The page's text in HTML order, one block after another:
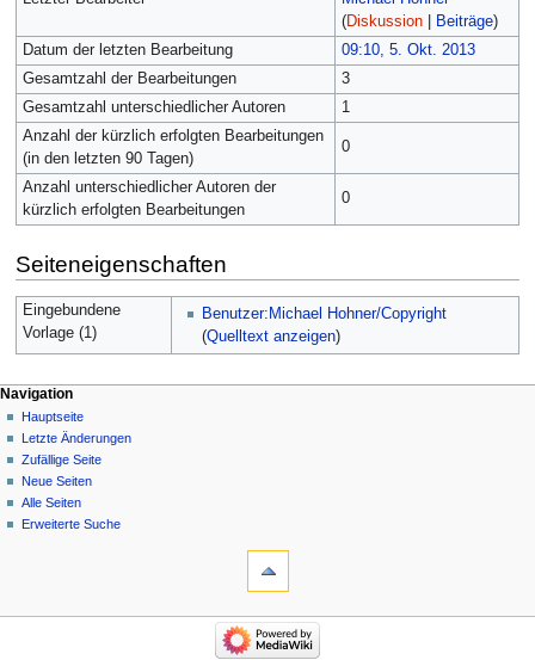
(Diskussion| Beiträge)
Datum der letzten Bearbeitung
09:10, 5. Okt. 2013
Gesamtzahl der Bearbeitungen
3
Gesamtzahl unterschiedlicher Autoren
1
Anzahl der kürzlich erfolgten Bearbeitungen
(in den letzten 90 Tagen)
0
Anzahl unterschiedlicher Autoren der
kürzlich erfolgten Bearbeitungen
0
Seiteneigenschaften
Eingebundene
Vorlage (1)
Benutzer:Michael Hohner/Copyright
(Quelltext anzeigen)
Navigation
Hauptseite
Letzte Änderungen
Zufällige Seite
Neue Seiten
Alle Seiten
Erweiterte Suche